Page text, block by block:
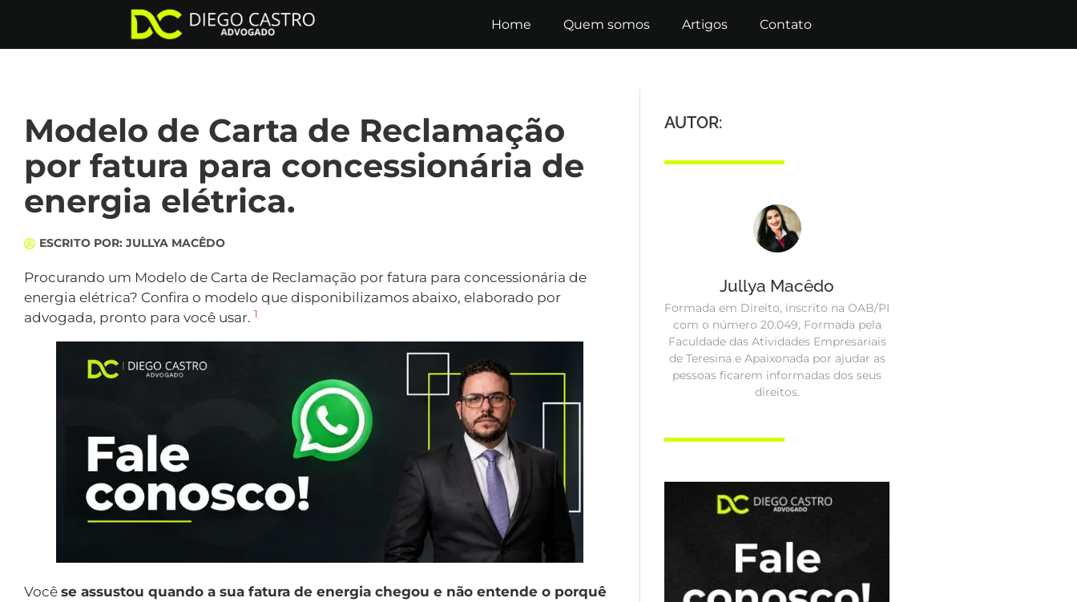
Home Quem somos Artigos Contato
Modelo de Carta de Reclamação
por fatura para concessionária de
energia elétrica.
ESCRITO POR: JULLYA MACÊDO
Procurando um Modelo de Carta de Reclamação por fatura para concessionária de
energia elétrica? Confira o modelo que disponibilizamos abaixo, elaborado por
advogada, pronto para você usar. 1
Você se assustou quando a sua fatura de energia chegou e não entende o porquê
AUTOR:
Jullya Macêdo
Formada em Direito, inscrito na OAB/PI
com o número 20.049, Formada pela
Faculdade das Atividades Empresariais
de Teresina e Apaixonada por ajudar as
pessoas ficarem informadas dos seus
direitos.